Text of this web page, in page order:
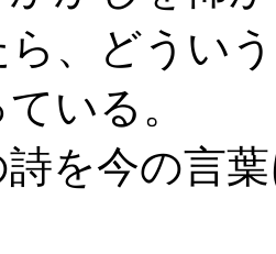
ら、どうい
いる。
今の言葉